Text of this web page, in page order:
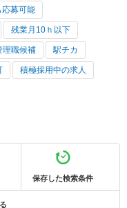
応募可能
残業月10ｈ以下
理職候補 駅チカ
積極採用中の求人
保存した検索条件